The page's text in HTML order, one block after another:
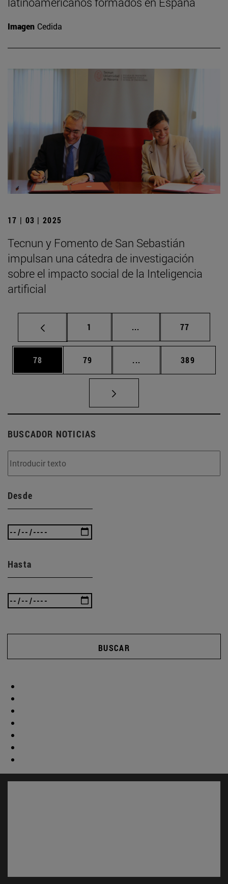
Imagen Cedida
17 | 03 | 2025
Tecnun y Fomento de San Sebastián
impulsan una cátedra de investigación
sobre el impacto social de la Inteligencia
artificial
Página
1 ... Páginas intermedias
Página
77
Página
78 Página
79 ... Páginas intermedias
Página
389
BUSCADOR NOTICIAS
Desde
Hasta
BUSCAR